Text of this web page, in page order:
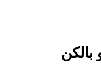
بالکن